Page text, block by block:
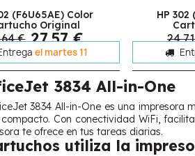
(F6U65AE) Color
Original
€ 27,57 €
el martes 11
HP 302
3834 All-in-One
3834 All-in-One es una impresora
compacto. Con conectividad WiFi,
te ofrece en tus tareas diarias.
utiliza la